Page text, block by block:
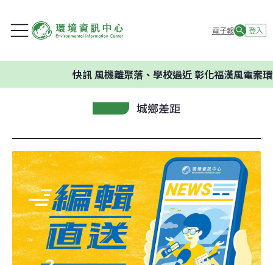
電子報 登入
快訊風機離聚落、學校過近 彰化福漢風電案環
城鄉差距